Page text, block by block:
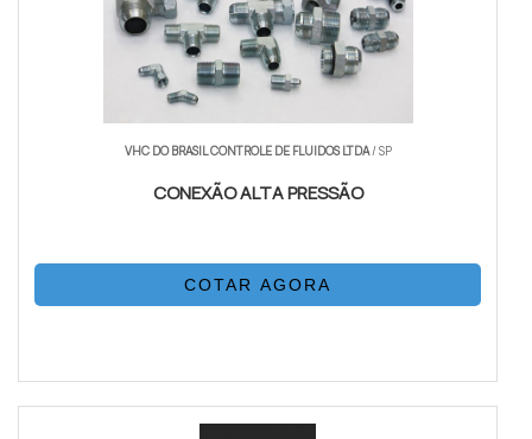
VHC DO BRASIL CONTROLE DE FLUIDOS LTDA/ SP
CONEXÃO ALTA PRESSÃO
COTAR AGORA